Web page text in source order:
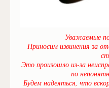
Уважаемые
Приносим извинения за
Это произошло из-за
по
Будем надеяться, что